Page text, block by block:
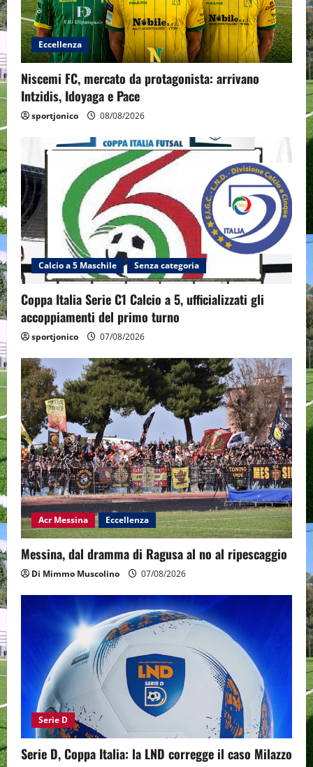
Eccellenza
Niscemi FC, mercato da protagonista: arrivano
Intzidis, Idoyaga e Pace
sportjonico 08/08/2026
Calcio a 5 Maschile Senza categoria
Coppa Italia Serie C1 Calcio a 5, ufficializzati gli
accoppiamenti del primo turno
sportjonico 07/08/2026
Acr Messina Eccellenza
Messina, dal dramma di Ragusa al no al ripescaggio
Di Mimmo Muscolino 07/08/2026
Serie D
Serie D, Coppa Italia: la LND corregge il caso Milazzo